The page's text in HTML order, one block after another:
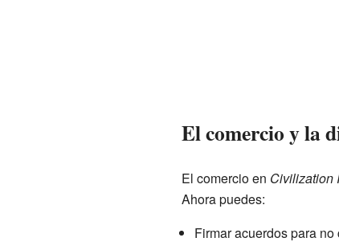
El comercio y la
El comercio en Civilization
Ahora puedes:
Firmar acuerdos para